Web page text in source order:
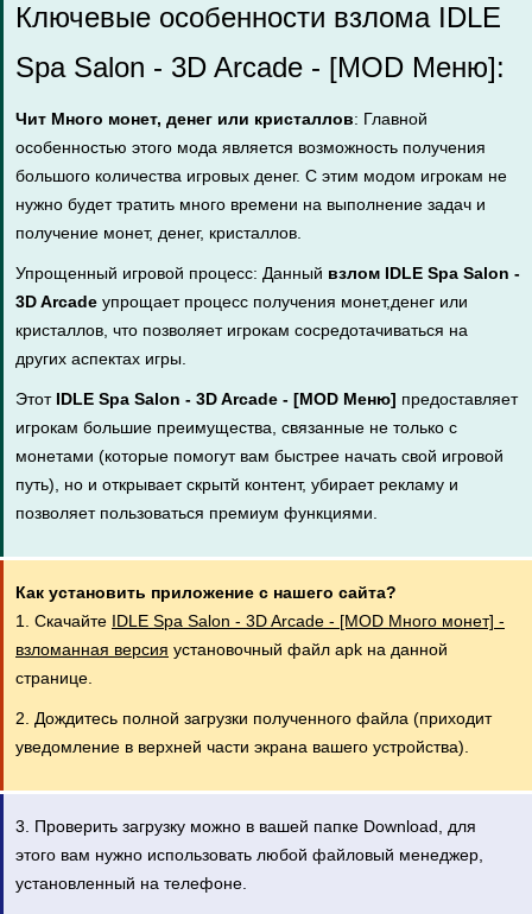
Ключевые особенности взлома IDLE
Spa Salon - 3D Arcade - [MOD Меню]:
Чит Много монет, денег или кристаллов: Главной
особенностью этого мода является возможность получения
большого количества игровых денег. С этим модом игрокам не
нужно будет тратить много времени на выполнение задач и
получение монет, денег, кристаллов.
Упрощенный игровой процесс: Данный взлом IDLE Spa Salon -
3D Arcade упрощает процесс получения монет,денег или
кристаллов, что позволяет игрокам сосредотачиваться на
других аспектах игры.
Этот IDLE Spa Salon - 3D Arcade - [MOD Меню] предоставляет
игрокам большие преимущества, связанные не только с
монетами (которые помогут вам быстрее начать свой игровой
путь), но и открывает скрытй контент, убирает рекламу и
позволяет пользоваться премиум функциями.
Как установить приложение с нашего сайта?
1. Скачайте IDLE Spa Salon - 3D Arcade - [MOD Много монет] -
взломанная версия установочный файл apk на данной
странице.
2. Дождитесь полной загрузки полученного файла (приходит
уведомление в верхней части экрана вашего устройства).
3. Проверить загрузку можно в вашей папке Download, для
этого вам нужно использовать любой файловый менеджер,
установленный на телефоне.